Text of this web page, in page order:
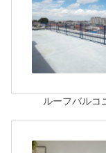
ルーフバルコ